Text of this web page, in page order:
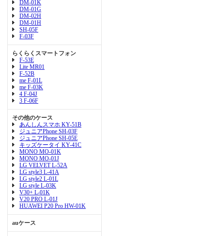
DM-01K
DM-01G
DM-02H
DM-01H
SH-05F
F-03F
らくらくスマートフォン
F-53E
Lite MR01
F-52B
me F-01L
me F-03K
4 F-04J
3 F-06F
その他のケース
あんしんスマホ KY-51B
ジュニアPhone SH-03F
ジュニアPhone SH-05E
キッズケータイ KY-41C
MONO MO-01K
MONO MO-01J
LG VELVET L-52A
LG style3 L-41A
LG style2 L-01L
LG style L-03K
V30+ L-01K
V20 PRO L-01J
HUAWEI P20 Pro HW-01K
auケース